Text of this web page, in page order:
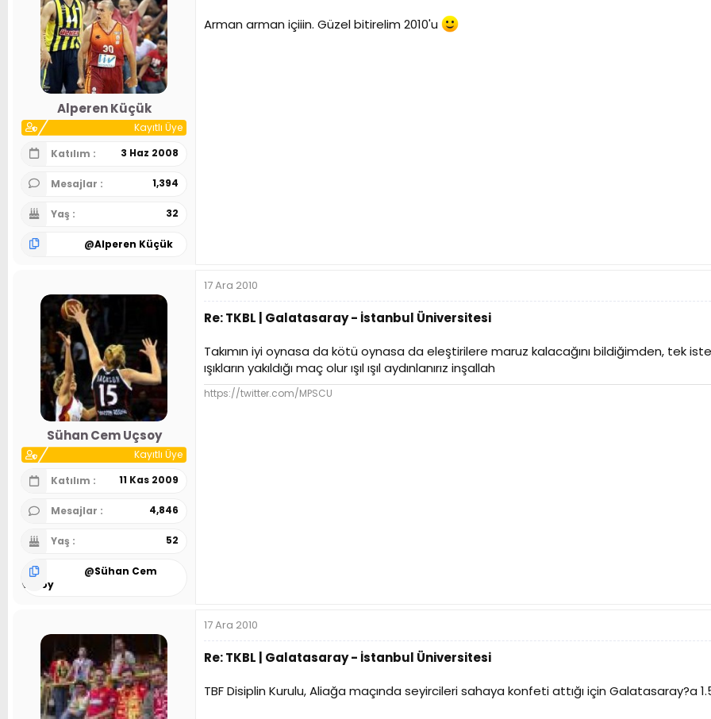
Alperen Küçük
Kayıtlı Üye
Katılım
3 Haz 2008
Mesajlar 1,394
Yaş 32
@Alperen Küçük
Arman arman içiiin. Güzel bitirelim 2010'u
Sühan Cem Uçsoy
Kayıtlı Üye
Katılım
11 Kas 2009
Mesajlar 4,846
Yaş 52
@Sühan Cem
Uçsoy
17 Ara 2010
Re: TKBL | Galatasaray - İstanbul Üniversitesi
Takımın iyi oynasa da kötü oynasa da eleştirilere maruz kalacağını bildiğimden, tek
ışıkların yakıldığı maç olur ışıl ışıl aydınlanırız inşallah
https://twitter.com/MPSCU
17 Ara 2010
Re: TKBL | Galatasaray - İstanbul Üniversitesi
TBF Disiplin Kurulu, Aliağa maçında seyircileri sahaya konfeti attığı için Galatasaray?a